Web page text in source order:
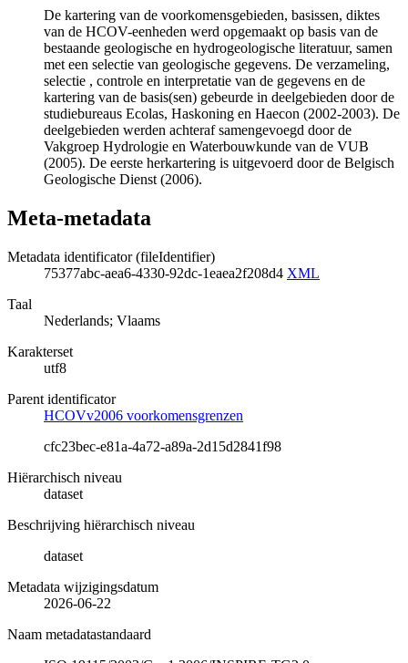
De kartering van de voorkomensgebieden, basissen, diktes
van de HCOV-eenheden werd opgemaakt op basis van de
bestaande geologische en hydrogeologische literatuur, samen
met een selectie van geologische gegevens. De verzameling,
selectie , controle en interpretatie van de gegevens en de
kartering van de basis(sen) gebeurde in deelgebieden door de
studiebureaus Ecolas, Haskoning en Haecon (2002-2003). De
deelgebieden werden achteraf samengevoegd door de
Vakgroep Hydrologie en Waterbouwkunde van de VUB
(2005). De eerste herkartering is uitgevoerd door de Belgisch
Geologische Dienst (2006).
Meta-metadata
Metadata identificator (fileIdentifier)
75377abc-aea6-4330-92dc-1eaea2f208d4 XML
Taal
Nederlands; Vlaams
Karakterset
utf8
Parent identificator
HCOVv2006 voorkomensgrenzen
cfc23bec-e81a-4a72-a89a-2d15d2841f98
Hiërarchisch niveau
dataset
Beschrijving hiërarchisch niveau
dataset
Metadata wijzigingsdatum
2026-06-22
Naam metadatastandaard